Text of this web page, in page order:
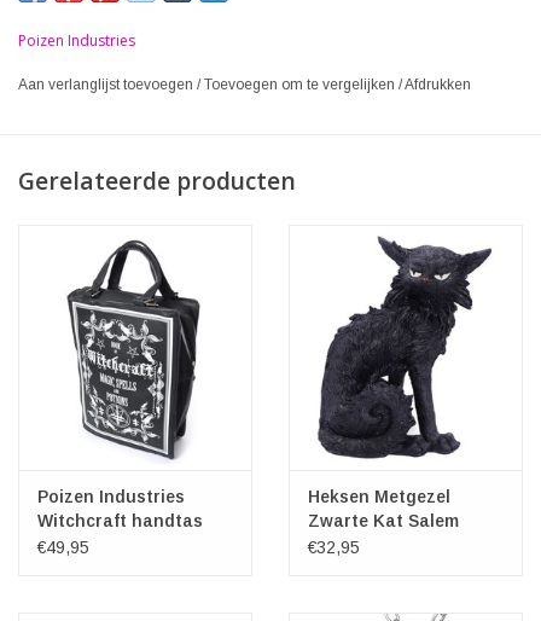
Poizen Industries
Aan verlanglijst toevoegen /Toevoegen om te vergelijken /Afdrukken
Gerelateerde producten
Poizen Industries
Witchcraft handtas
€49,95
Heksen Metgezel
Zwarte Kat Salem
19,6cm
€32,95